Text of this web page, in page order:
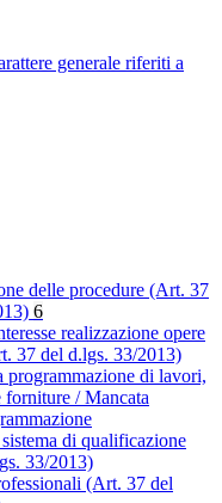
generale riferiti a
delle procedure (Art. 37
6
realizzazione opere
37 del d.lgs. 33/2013)
di lavori,
forniture / Mancata
di qualificazione
33/2013)
(Art. 37 del